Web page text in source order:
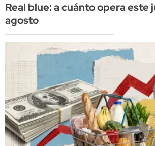
Real blue: a cuánto opera este
agosto